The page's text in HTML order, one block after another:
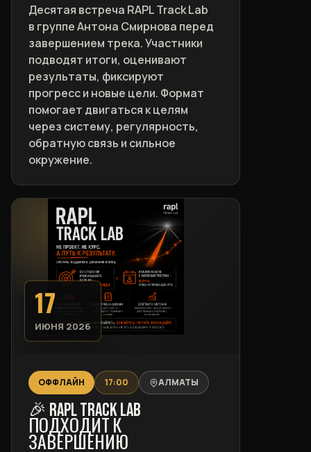
Десятая встреча RAPL Track Lab
в группе Антона Смирнова перед
завершением трека. Участники
подводят итоги, оценивают
результаты, фиксируют
прогресс и новые цели. Формат
помогает двигаться к целям
через систему, регулярность,
обратную связь и сильное
окружение.
17
ИЮНЯ 2026
ОФФЛАЙН 17:00 АЛМАТЫ
🎉 RAPL TRACK LAB
ПОДХОДИТ К
ЗАВЕРШЕНИЮ